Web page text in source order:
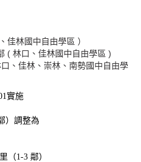
佳林國中自由學區 ）
( 林口、佳林國中自由學區 )
、佳林、崇林、南勢國中自由學
實施
）調整為
（1-3 鄰）